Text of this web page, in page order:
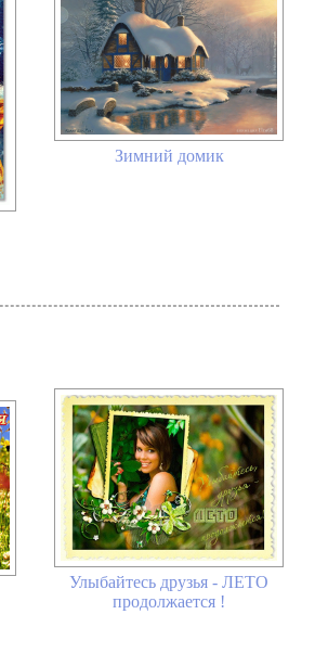
Зимний домик
Улыбайтесь друзья - ЛЕТО
продолжается !